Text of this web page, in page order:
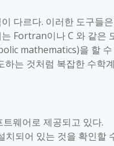
다르다. 이러한 도구들
Fortran이나C 와 같은
mathematics)을 할 수
하는 것처럼 복잡한 수학
트웨어로 제공되고 있다.
치되어 있는 것을 확인할